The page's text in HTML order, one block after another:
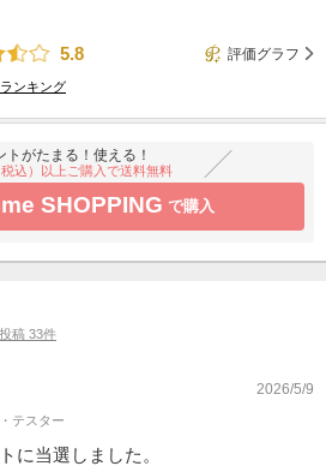
5.8
評価グラフ
ランキング
トがたまる！使える！
込）以上ご購入で送料無料
SHOPPING で購入
稿 33件
2026/5/9
テスター
に当選しました。